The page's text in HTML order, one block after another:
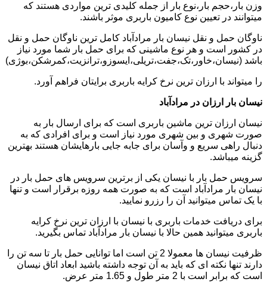
وزن بار،حجم بار،نوع بار از جمله کلیدی ترین مواردی هستند که
میتوانند در تعیین نوع کامیون باربری موثر باشند.
ناوگان حمل و نقل نیسان بار مرادآباد کامل ترین ناوگان حمل و نقل
در کشور است و هر نوع ماشینی که برای حمل بار شما مورد نیاز
باشد (نیسان،خاور،تک،جفت،تریلی،ایسوزو،ترانزیت،کمرشکن،بوژی)
را میتواند با ارزان ترین نرخ کرایه باربری برایتان فراهم آورد.
نیسان بار ارزان در مرادآباد
نیسان ارزان ترین ماشین باربری است که برای ارسال بار به
صورت شهری و بین شهری مورد نیاز است و برای افرادی که به
دنبال راهی سریع و وآسان برای جابه جایی بارهایشان هستند بهترین
گزینه میباشد.
سرویس حمل بار با نیسان یکی از برترین سرویس های حمل بار در
نیسان بار مرادآباد است که به صورت همه روزه برقرار است و تنها
با یک تماس میتوانید آن را رزرو نمایید.
برای دریافت خدمات باربری با نیسان با ارزان ترین نرخ کرایه
باربری میتوانید همین حالا با نیسان بار مرادآباد تماس بگیرید.
ظرفیت نیسان ها معمولا 2 تن است اما توانایی حمل بار تا سه تن را
دارند تنها نکته ای که باید به آن توجه داشته باشید ابعاد اتاق نیسان
است که برابر است با 2 متر طول و 1.65 متر عرض.